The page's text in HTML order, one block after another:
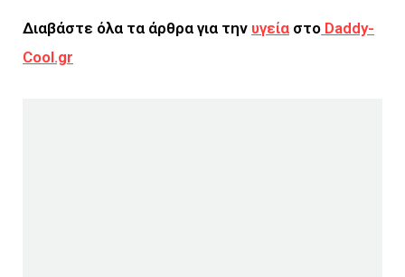
Διαβάστε όλα τα άρθρα για την υγεία στο Daddy-
Cool.gr